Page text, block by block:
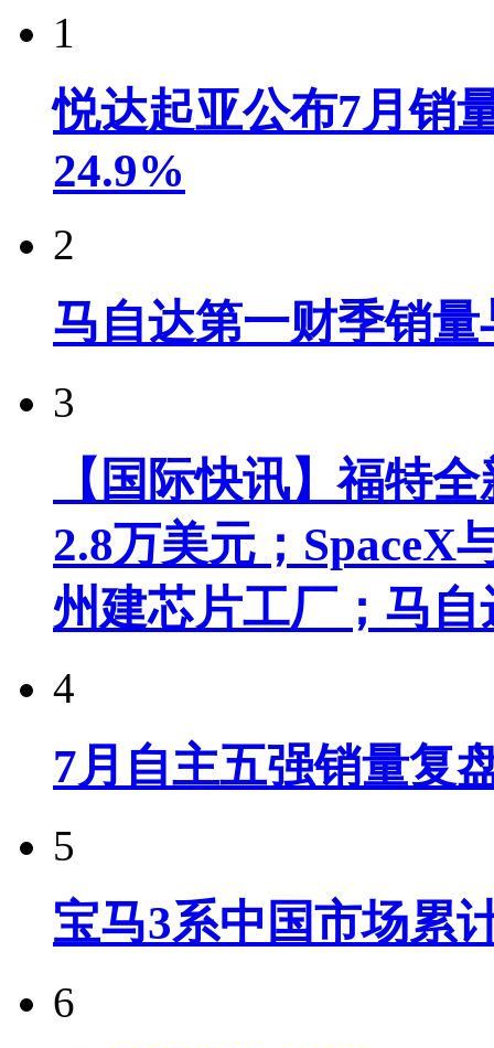
1
悦达起亚公布7月销
24.9%
2
马自达第一财季销
3
【国际快讯】福特
2.8万美元；SpaceX
州建芯片工厂；马
4
7月自主五强销量复
5
宝马3系中国市场累
6